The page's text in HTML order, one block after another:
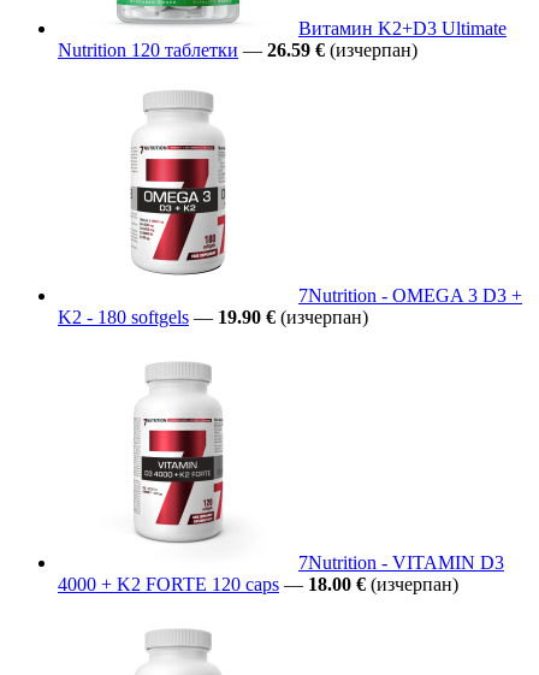
Витамин K2+D3 Ultimate
Nutrition 120 таблетки — 26.59 € (изчерпан)
7Nutrition - OMEGA 3 D3 +
K2 - 180 softgels — 19.90 € (изчерпан)
7Nutrition - VITAMIN D3
4000 + K2 FORTE 120 caps — 18.00 € (изчерпан)